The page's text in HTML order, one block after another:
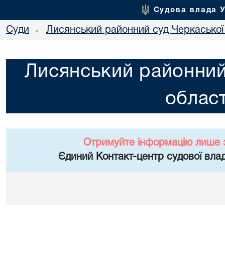
Судова влада
Суди • Лисянський районний суд Черкаської
Лисянський
Отримуйте інформацію лише
Єдиний Контакт-центр судової